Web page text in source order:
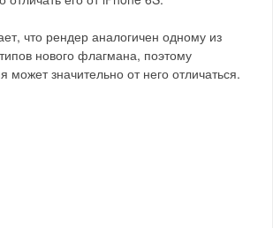
что рендер аналогичен одному из
нового флагмана, поэтому
может значительно от него отличаться.